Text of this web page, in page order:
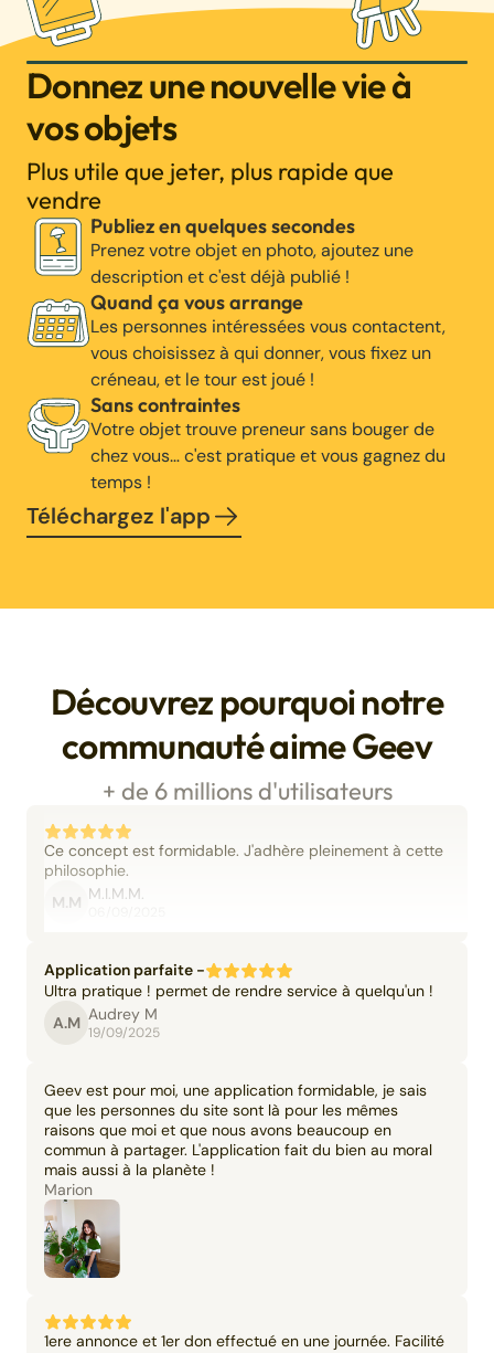
Donnez une nouvelle vie à
vos objets
Plus utile que jeter, plus rapide que
vendre
Publiez en quelques secondes
Prenez votre objet en photo, ajoutez une
description et c'est déjà publié !
Quand ça vous arrange
Les personnes intéressées vous contactent,
vous choisissez à qui donner, vous fixez un
créneau, et le tour est joué !
Sans contraintes
Votre objet trouve preneur sans bouger de
chez vous… c'est pratique et vous gagnez du
temps !
Téléchargez l'app
Découvrez pourquoi notre
communauté aime Geev
+ de 6 millions d'utilisateurs
Ce concept est formidable. J'adhère pleinement à cette
philosophie.
M.M M.I.M.M.
Application parfaite -
Ultra pratique ! permet de rendre service à quelqu'un !
A.M Audrey M
19/09/2025
Geev est pour moi, une application formidable, je sais
que les personnes du site sont là pour les mêmes
raisons que moi et que nous avons beaucoup en
commun à partager. L'application fait du bien au moral
mais aussi à la planète !
Marion
1ere annonce et 1er don effectué en une journée. Facilité